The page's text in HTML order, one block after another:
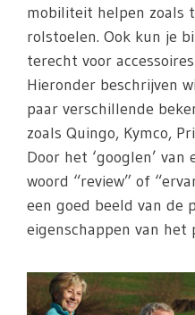
mobiliteit helpen zoals
rolstoelen. Ook kun je
terecht voor
Hieronder beschrijven
paar verschillende
zoals Quingo, Kymco,
Door het ‘googlen’
woord “review” of
een goed beeld van de
eigenschappen van het